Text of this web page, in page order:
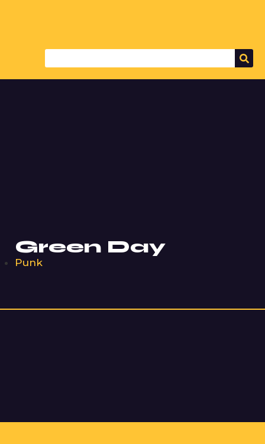
Green Day
Punk